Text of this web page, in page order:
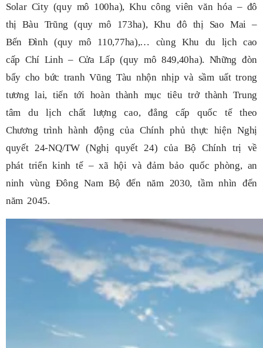
Solar City (quy mô 100ha), Khu công viên văn hóa – đô
thị Bàu Trũng (quy mô 173ha), Khu đô thị Sao Mai –
Bến Đình (quy mô 110,77ha),… cùng Khu du lịch cao
cấp Chí Linh – Cửa Lấp (quy mô 849,40ha). Những đòn
bẩy cho bức tranh Vũng Tàu nhộn nhịp và sầm uất trong
tương lai, tiến tới hoàn thành mục tiêu trở thành Trung
tâm du lịch chất lượng cao, đẳng cấp quốc tế theo
Chương trình hành động của Chính phủ thực hiện Nghị
quyết 24-NQ/TW (Nghị quyết 24) của Bộ Chính trị về
phát triển kinh tế – xã hội và đảm bảo quốc phòng, an
ninh vùng Đông Nam Bộ đến năm 2030, tầm nhìn đến
năm 2045.